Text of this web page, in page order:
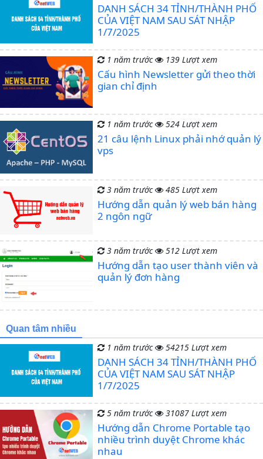
DANH SÁCH 34 TỈNH/THÀNH PHỐ
CỦA VIỆT NAM SAU SÁT NHẬP
1/7/2025
1 năm trước 139 Lượt xem
Cấu hình Newsletter gửi theo thời
gian chỉ định
1 năm trước 524 Lượt xem
21 câu lệnh Linux phải nhớ quản lý
vps
3 năm trước 485 Lượt xem
Hướng dẫn quản lý web bán hàng
2 ngôn ngữ
3 năm trước 512 Lượt xem
Hướng dẫn tạo user thành viên và
quản lý đơn hàng
Quan tâm nhiều
1 năm trước 54215 Lượt xem
DANH SÁCH 34 TỈNH/THÀNH PHỐ
CỦA VIỆT NAM SAU SÁT NHẬP
1/7/2025
5 năm trước 31087 Lượt xem
Hướng dẫn Chrome Portable tạo
nhiều trình duyệt Chrome khác
nhau